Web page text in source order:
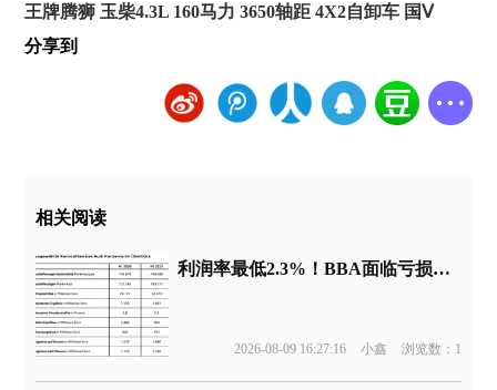
王牌腾狮 玉柴4.3L 160马力 3650轴距 4X2自卸车 国Ⅴ
分享到
相关阅读
利润率最低2.3%！BBA面临亏损边缘
2026-08-09 16:27:16 小鑫 浏览数：1